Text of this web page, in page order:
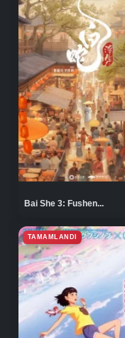
Bai She 3: Fushen...
TAMAMLANDI